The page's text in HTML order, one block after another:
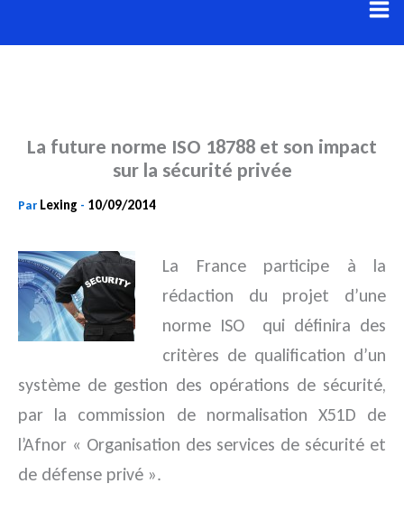
au
La future norme ISO 18788 et son impact
sur la sécurité privée
Par Lexing - 10/09/2014
La France participe à la
rédaction du projet d’une
norme ISO qui définira des
critères de qualification d’un
système de gestion des opérations de sécurité,
par la commission de normalisation X51D de
l’Afnor « Organisation des services de sécurité et
de défense privé ».